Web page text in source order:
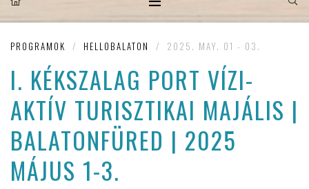
PROGRAMOK / HELLOBALATON / 2025. MAY. 01 - 03.
I. KÉKSZALAG PORT VÍZI-
AKTÍV TURISZTIKAI MAJÁLIS |
BALATONFÜRED | 2025
MÁJUS 1-3.